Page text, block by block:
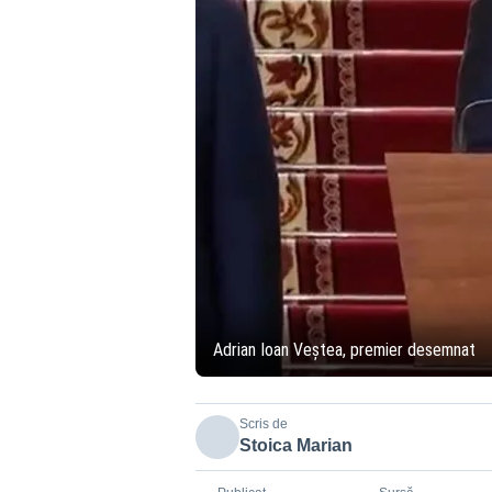
Adrian Ioan Veștea, premier desemnat
Scris de
Stoica Marian